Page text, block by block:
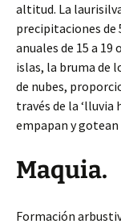
altitud. La
precipitaciones de
anuales de 15 a
islas, la bruma de
de nubes,
través de la ‘lluvia
empapan y
Maquia.
Formación